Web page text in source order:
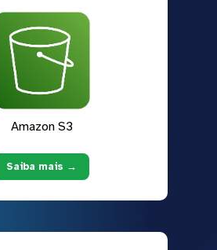
Amazon S3
Saiba mais →